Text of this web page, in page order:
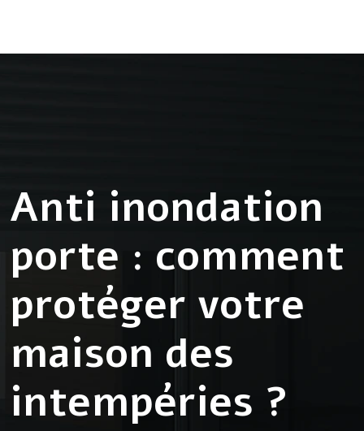
Anti inondation
porte : comment
protéger votre
maison des
intempéries ?